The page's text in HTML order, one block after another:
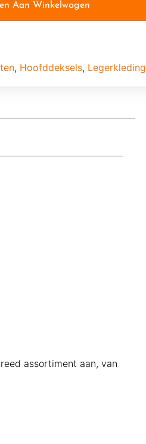
Aan Winkelwagen
, Hoofddeksels, Legerkleding
assortiment aan, van